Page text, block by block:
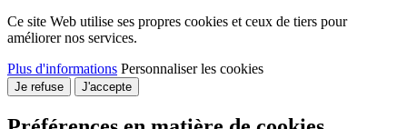
Ce site Web utilise ses propres cookies et ceux de tiers pour
améliorer nos services.
Plus d'informations Personnaliser les cookies
Je refuse J'accepte